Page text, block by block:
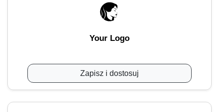
Your Logo
Zapisz i dostosuj